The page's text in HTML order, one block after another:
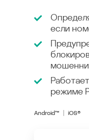
если
режиме
Android™ iOS®